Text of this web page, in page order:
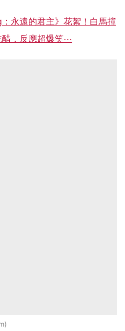
：永遠的君主》花絮！白馬撞
醋，反應超爆笑⋯